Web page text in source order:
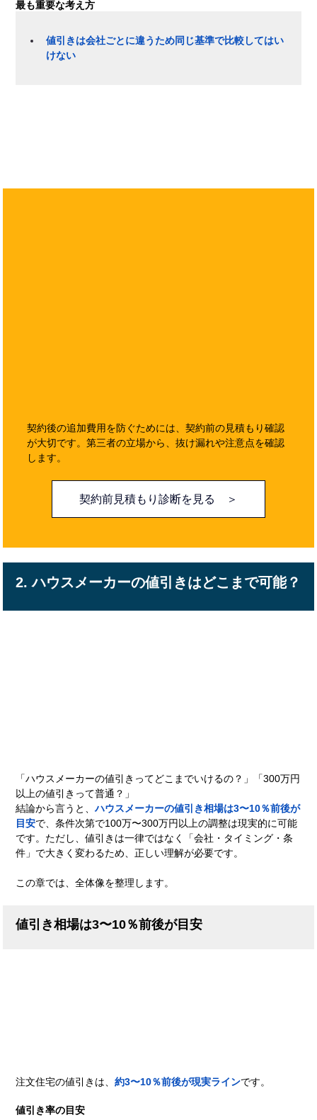
最も重要な考え方
値引きは会社ごとに違うため同じ基準で比較してはい
けない
契約後の追加費用を防ぐためには、契約前の見積もり確認
が大切です。第三者の立場から、抜け漏れや注意点を確認
します。
契約前見積もり診断を見る ＞
2. ハウスメーカーの値引きはどこまで可能？
「ハウスメーカーの値引きってどこまでいけるの？」「300万円
以上の値引きって普通？」
結論から言うと、ハウスメーカーの値引き相場は3〜10％前後が
目安で、条件次第で100万〜300万円以上の調整は現実的に可能
です。ただし、値引きは一律ではなく「会社・タイミング・条
件」で大きく変わるため、正しい理解が必要です。
この章では、全体像を整理します。
値引き相場は3〜10％前後が目安
注文住宅の値引きは、約3〜10％前後が現実ラインです。
値引き率の目安